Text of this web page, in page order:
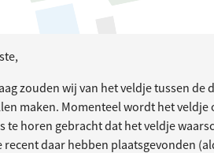
zouden wij van het veldje tussen
maken. Momenteel wordt het
te horen gebracht dat het veldje
recent daar hebben plaatsgevonden